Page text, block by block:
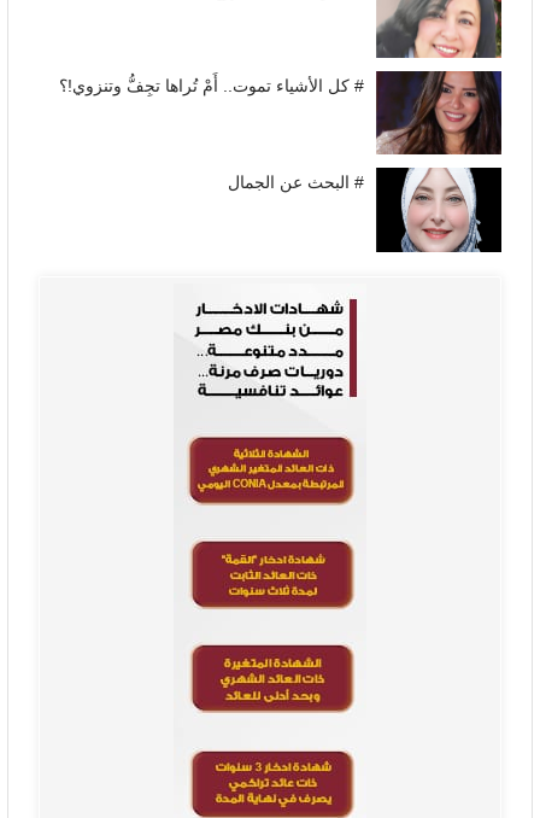
# كل الأشياء تموت.. أَمْ تُراها تجِفُّ وتنزوي!؟
# البحث عن الجمال